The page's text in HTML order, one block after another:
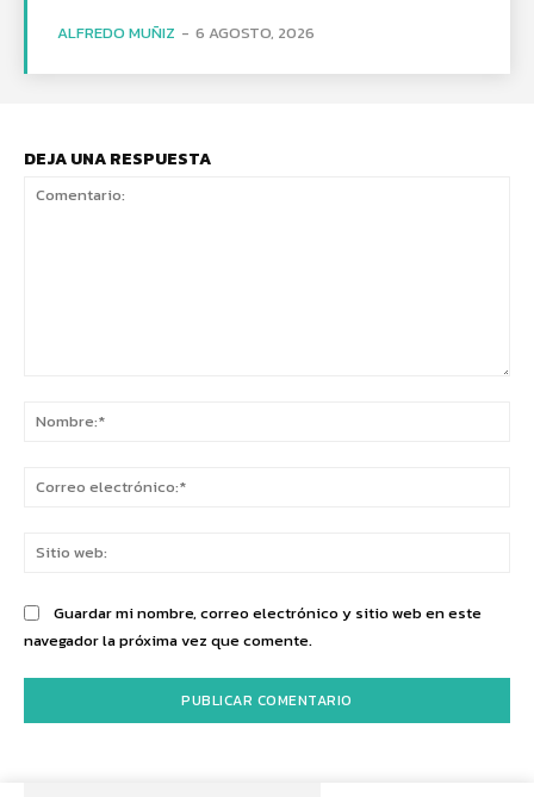
ALFREDO MUÑIZ - 6 AGOSTO, 2026
DEJA UNA RESPUESTA
Guardar mi nombre, correo electrónico y sitio web en este
navegador la próxima vez que comente.